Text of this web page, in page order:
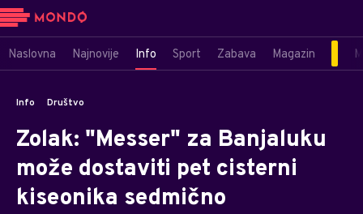
Naslovna Najnovije Info Sport Zabava Magazin
Info Društvo
Zolak: "Messer" za Banjaluku
može dostaviti pet cisterni
kiseonika sedmično